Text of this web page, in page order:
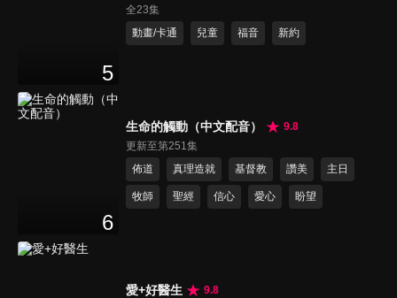
5
全23集
動畫/卡通
兒童 福音 新約
6
生命的觸動（中文配音）
9.8
更新至第251集
佈道
真理造就 基督教 讚美 主日
牧師 聖經 信心 愛心 盼望
愛+好醫生
9.8